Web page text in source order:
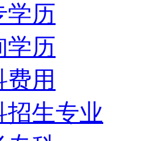
学历
学历
用
招生专业